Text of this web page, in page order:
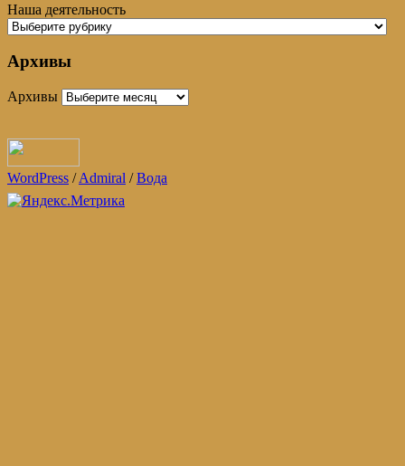
Наша деятельность
Архивы
Архивы
WordPress /Admiral /Вода